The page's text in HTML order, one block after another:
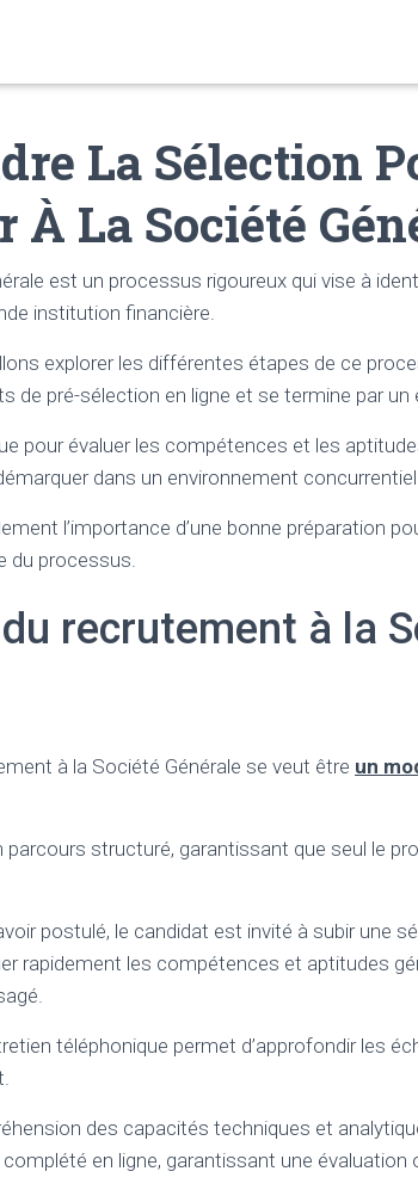
La Sélection
La Société
est un processus rigoureux qui vise à
institution financière.
explorer les différentes étapes de ce
de pré-sélection en ligne et se termine par un
pour évaluer les compétences et les
dans un environnement
l’importance d’une bonne préparation
du processus.
recrutement à la
à la Société Générale se veut être un
parcours structuré, garantissant que seul le
postulé, le candidat est invité à subir une
rapidement les compétences et aptitudes
téléphonique permet d’approfondir les
des capacités techniques et
en ligne, garantissant une